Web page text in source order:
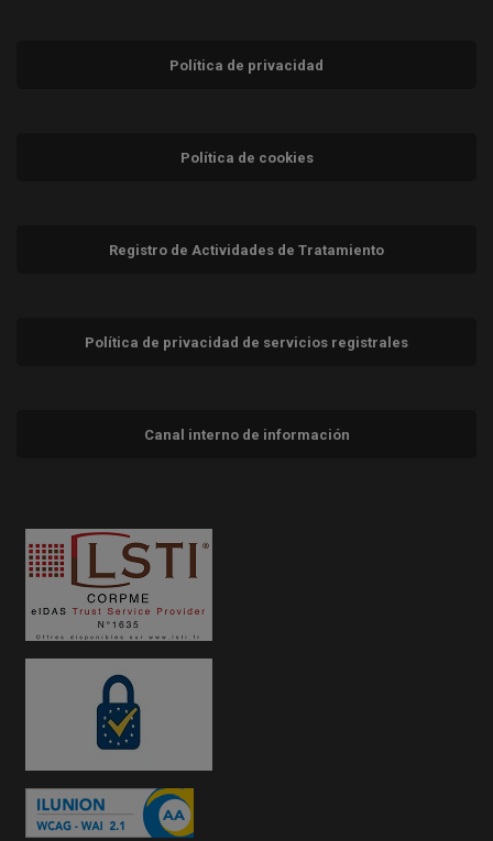
Política de privacidad
Política de cookies
Registro de Actividades de Tratamiento
Política de privacidad de servicios registrales
Canal interno de información